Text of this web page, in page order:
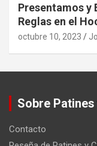
Presentamos y
Reglas en el
octubre 10, 2023
Sobre
Contacto